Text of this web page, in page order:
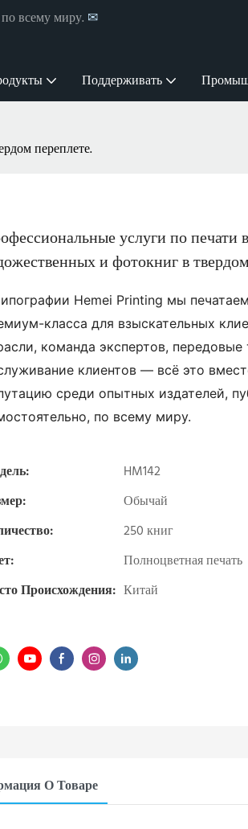
всему миру. ✉
Поддерживать
переплете.
услуги по печати
и фотокниг в
Hemei Printing мы
класса для взыскательных
команда экспертов,
клиентов — всё это
среди опытных издателей,
по всему миру.
HM142
Обычай
250 книг
Полноцветная печать
Происхождения: Китай
О Товаре